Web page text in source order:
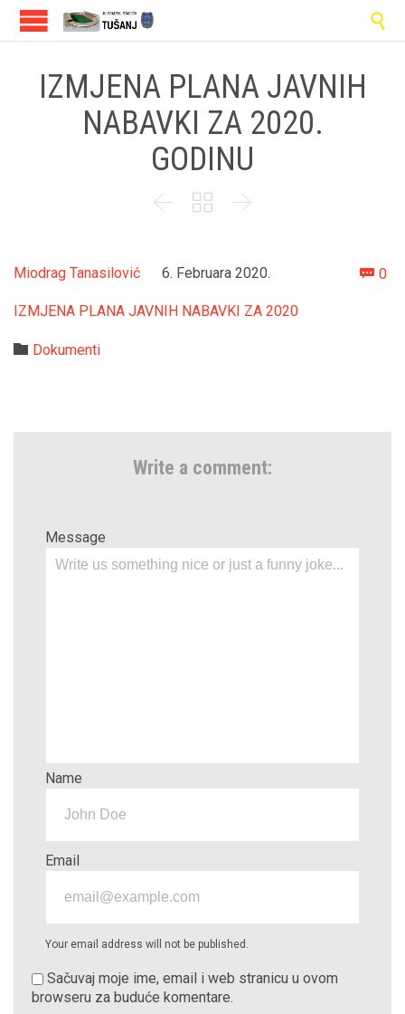

IZMJENA PLANA JAVNIH
NABAVKI ZA 2020.
GODINU
  
Miodrag Tanasilović 6. Februara 2020.  0
IZMJENA PLANA JAVNIH NABAVKI ZA 2020
 Category
Dokumenti
Write a comment:
Message
Name
Email
Your email address will not be published.
Sačuvaj moje ime, email i web stranicu u ovom
browseru za buduće komentare.